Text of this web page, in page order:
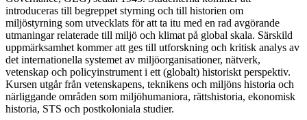
introduceras till begreppet styrning och till historien om
miljöstyrning som utvecklats för att ta itu med en rad avgörande
utmaningar relaterade till miljö och klimat på global skala. Särskild
uppmärksamhet kommer att ges till utforskning och kritisk analys av
det internationella systemet av miljöorganisationer, nätverk,
vetenskap och policyinstrument i ett (globalt) historiskt perspektiv.
Kursen utgår från vetenskapens, teknikens och miljöns historia och
närliggande områden som miljöhumaniora, rättshistoria, ekonomisk
historia, STS och postkoloniala studier.